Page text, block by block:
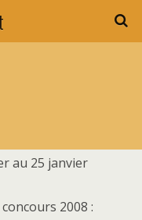
au 25 janvier
2008 :